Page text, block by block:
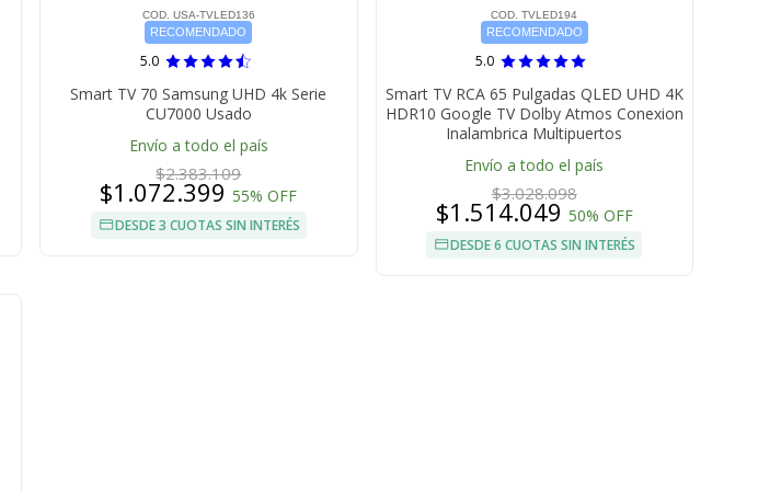
COD. USA-TVLED136
RECOMENDADO
5.0
Smart TV 70 Samsung UHD 4k Serie
CU7000 Usado
Envío a todo el país
$2.383.109
$1.072.39955% OFF
DESDE 3 CUOTAS SIN INTERÉS
COD. TVLED194
RECOMENDADO
5.0
Smart TV RCA 65 Pulgadas QLED UHD 4K
HDR10 Google TV Dolby Atmos Conexion
Inalambrica Multipuertos
Envío a todo el país
$3.028.098
$1.514.049 50% OFF
DESDE 6 CUOTAS SIN INTERÉS